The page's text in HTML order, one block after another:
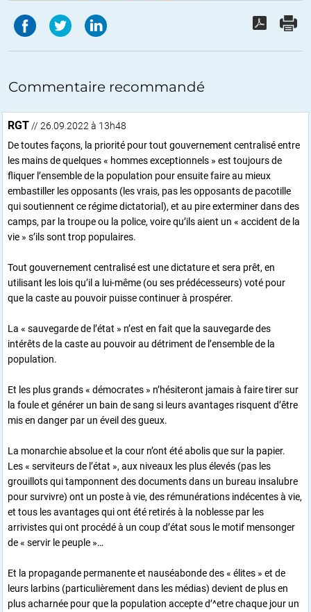
Commentaire recommandé
RGT // 26.09.2022 à 13h48
De toutes façons, la priorité pour tout gouvernement centralisé entre
les mains de quelques « hommes exceptionnels » est toujours de
fliquer l’ensemble de la population pour ensuite faire au mieux
embastiller les opposants (les vrais, pas les opposants de pacotille
qui soutiennent ce régime dictatorial), et au pire exterminer dans des
camps, par la troupe ou la police, voire qu’ils aient un « accident de la
vie » s’ils sont trop populaires.
Tout gouvernement centralisé est une dictature et sera prêt, en
utilisant les lois qu’il a lui-même (ou ses prédécesseurs) voté pour
que la caste au pouvoir puisse continuer à prospérer.
La « sauvegarde de l’état » n’est en fait que la sauvegarde des
intérêts de la caste au pouvoir au détriment de l’ensemble de la
population.
Et les plus grands « démocrates » n’hésiteront jamais à faire tirer sur
la foule et générer un bain de sang si leurs avantages risquent d’être
mis en danger par un éveil des gueux.
La monarchie absolue et la cour n’ont été abolis que sur la papier.
Les « serviteurs de l’état », aux niveaux les plus élevés (pas les
grouillots qui tamponnent des documents dans un bureau insalubre
pour survivre) ont un poste à vie, des rémunérations indécentes à vie,
et tous les avantages qui ont été retirés à la noblesse par les
arrivistes qui ont procédé à un coup d’état sous le motif mensonger
de « servir le peuple »…
Et la propagande permanente et nauséabonde des « élites » et de
leurs larbins (particulièrement dans les médias) devient de plus en
plus acharnée pour que la population accepte d’^etre chaque jour un